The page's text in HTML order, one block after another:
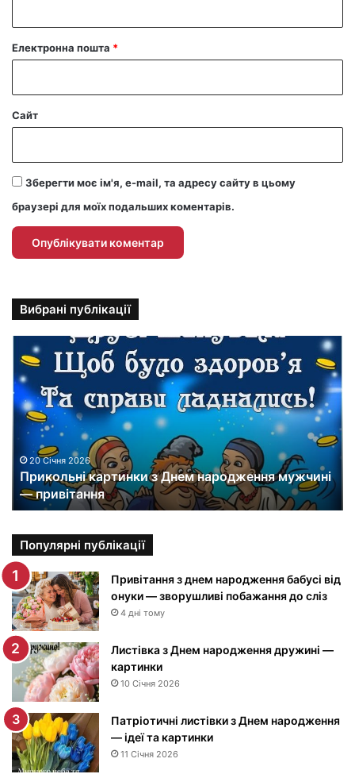
Електронна пошта *
Сайт
Зберегти моє ім'я, e-mail, та адресу сайту в цьому
браузері для моїх подальших коментарів.
Вибрані публікації
и
к
о
а
и
н
к
и
з
Д
н
е
н
а
р
о
20 Січня 2026
Прикольні картинки з Днем народження мужчині
— привітання
Популярні публікації
Привітання з днем народження бабусі від
онуки — зворушливі побажання до сліз
4 дні тому
Листівка з Днем народження дружині —
картинки
10 Січня 2026
Патріотичні листівки з Днем народження
— ідеї та картинки
11 Січня 2026